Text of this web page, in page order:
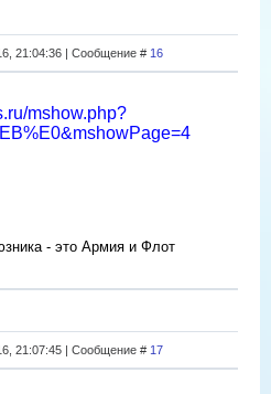
21:04:36 | Сообщение # 16
mshow.php?
- это Армия и Флот
21:07:45 | Сообщение # 17